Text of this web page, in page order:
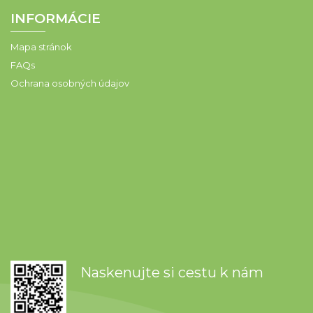
INFORMÁCIE
Mapa stránok
FAQs
Ochrana osobných údajov
Naskenujte si cestu k nám